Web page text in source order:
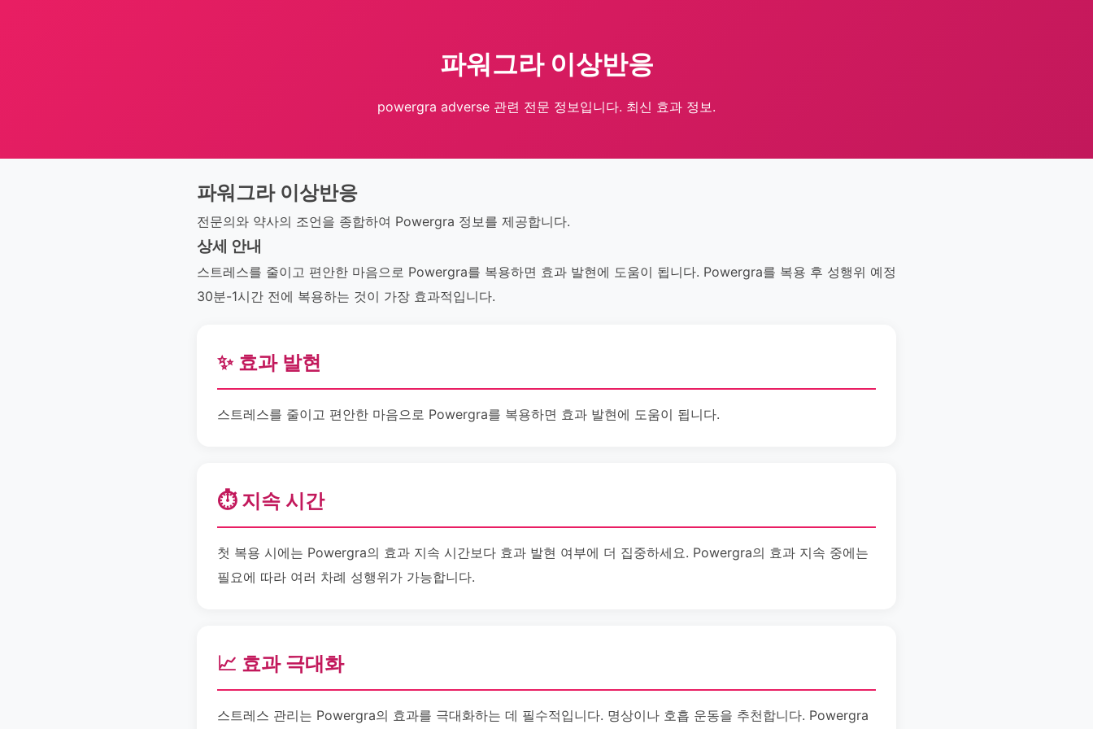
파워그라 이상반응
powergra adverse 관련 전문 정보입니다. 최신 효과 정보.
파워그라 이상반응
전문의와 약사의 조언을 종합하여 Powergra 정보를 제공합니다.
상세 안내
스트레스를 줄이고 편안한 마음으로 Powergra를 복용하면 효과 발현에 도움이 됩니다. Powergra를 복용 후 성행위 예정
30분-1시간 전에 복용하는 것이 가장 효과적입니다.
✨ 효과 발현
스트레스를 줄이고 편안한 마음으로 Powergra를 복용하면 효과 발현에 도움이 됩니다.
⏱️ 지속 시간
첫 복용 시에는 Powergra의 효과 지속 시간보다 효과 발현 여부에 더 집중하세요. Powergra의 효과 지속 중에는
필요에 따라 여러 차례 성행위가 가능합니다.
📈 효과 극대화
스트레스 관리는 Powergra의 효과를 극대화하는 데 필수적입니다. 명상이나 호흡 운동을 추천합니다. Powergra